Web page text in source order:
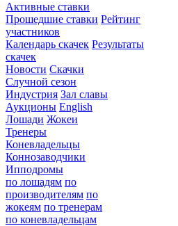
Активные ставки
Прошедшие ставки Рейтинг
участников
Календарь скачек Результаты
скачек
Новости Скачки
Случной сезон
Индустрия Зал славы
Аукционы English
Лошади Жокеи
Тренеры
Коневладельцы
Коннозаводчики
Ипподромы
по лошадям по
производителям по
жокеям по тренерам
по коневладельцам